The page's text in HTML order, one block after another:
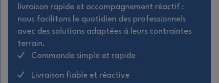
livraison rapide et accompagnement réactif :
nous facilitons le quotidien des professionnels
avec des solutions adaptées à leurs contraintes
terrain.
Commande simple et rapide
Livraison fiable et réactive